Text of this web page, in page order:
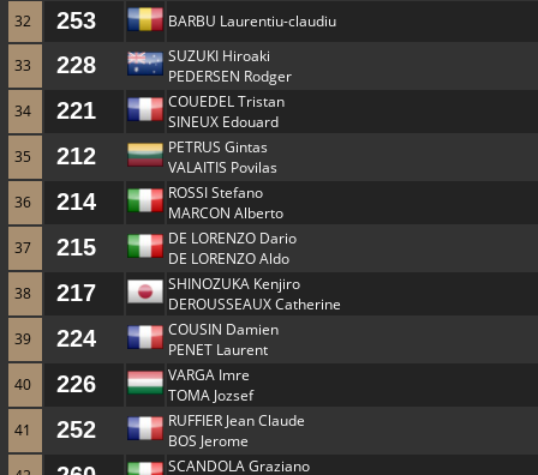
32
253 BARBU Laurentiu-claudiu
33 228
SUZUKI Hiroaki
PEDERSEN Rodger
34
221
COUEDEL Tristan
SINEUX Edouard
35
212
PETRUS Gintas
VALAITIS Povilas
36
214
ROSSI Stefano
MARCON Alberto
37
215
DE LORENZO Dario
DE LORENZO Aldo
38
217
SHINOZUKA Kenjiro
DEROUSSEAUX Catherine
39
224
COUSIN Damien
PENET Laurent
40
226
VARGA Imre
TOMA Jozsef
41
252
RUFFIER Jean Claude
BOS Jerome
SCANDOLA Graziano